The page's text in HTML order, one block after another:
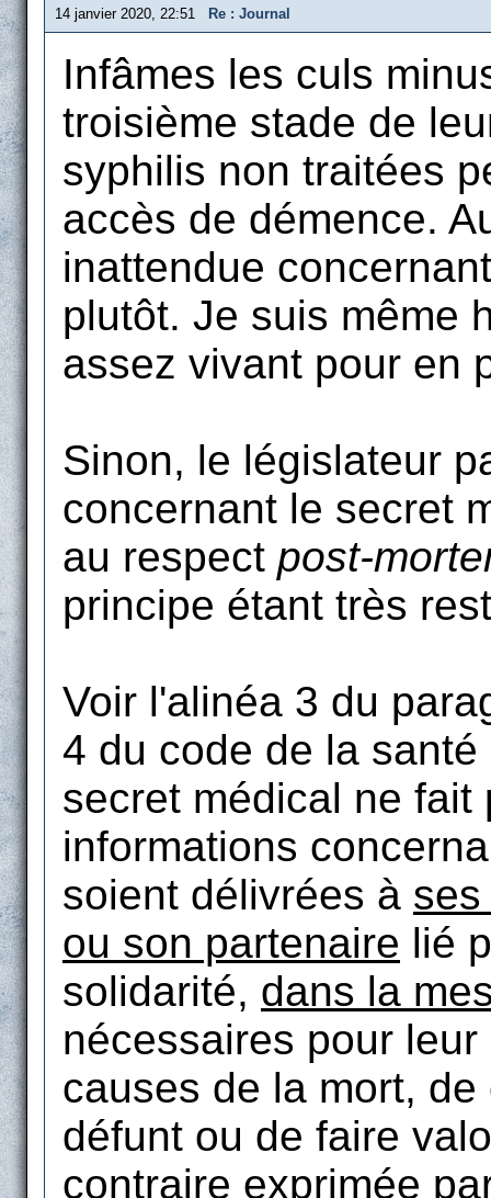
14 janvier 2020, 22:51 Re : Journal
Infâmes les culs
troisième stade de
syphilis non traitées
accès de démence.
inattendue
plutôt. Je suis même
assez vivant pour en
Sinon, le législateur
concernant le secret
au respect post-
principe étant très
Voir l'alinéa 3 du
4 du code de la
secret médical ne
informations
soient délivrées à
ou son partenaire lié
solidarité, dans la
nécessaires pour
causes de la mort,
défunt ou de faire
contraire exprimée